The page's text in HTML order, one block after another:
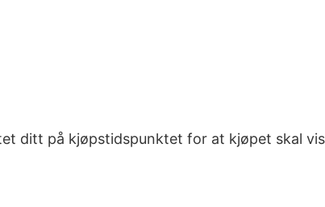
ditt på kjøpstidspunktet for at kjøpet skal